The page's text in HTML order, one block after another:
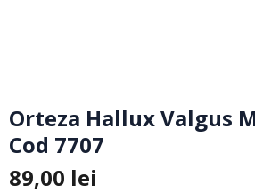
Orteza Hallux Valgus
Cod 7707
89,00 lei